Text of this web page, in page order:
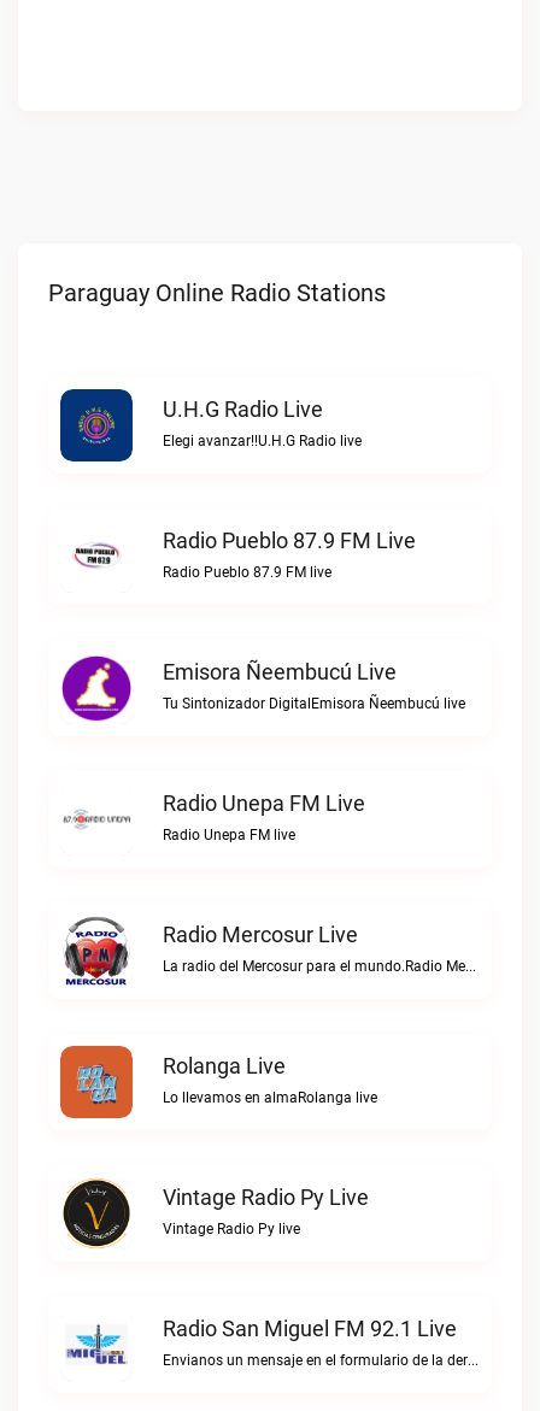
Paraguay Online Radio Stations
U.H.G Radio Live
Elegi avanzar!!U.H.G Radio live
Radio Pueblo 87.9 FM Live
Radio Pueblo 87.9 FM live
Emisora Ñeembucú Live
Tu Sintonizador DigitalEmisora Ñeembucú live
Radio Unepa FM Live
Radio Unepa FM live
Radio Mercosur Live
La radio del Mercosur para el mundo.Radio Mercosur live
Rolanga Live
Lo llevamos en almaRolanga live
Vintage Radio Py Live
Vintage Radio Py live
Radio San Miguel FM 92.1 Live
Envianos un mensaje en el formulario de la derecha, o escribinos directo al WhatsApp.Radio San Miguel FM 92.1 live